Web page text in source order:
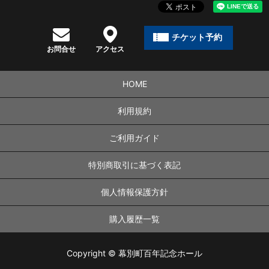
お問合せ アクセス
チケット予約
HOME
利用規約
ご利用ガイド
特別商取引に基づく表記
個人情報保護方針
購入履歴一覧
Copyright © 幕別町百年記念ホール